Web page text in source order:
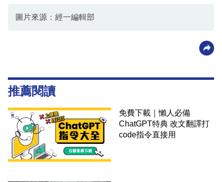
圖片來源：經一編輯部
推薦閱讀
免費下載｜懶人必備
ChatGPT特典 改文翻譯打
code指令直接用